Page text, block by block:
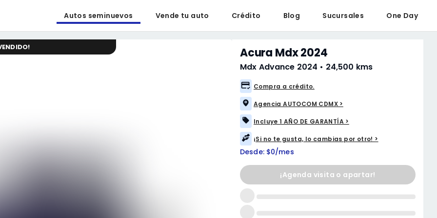
Autos seminuevos Vende tu auto Crédito Blog Sucursales One Day
! Acura Mdx 2024
Mdx Advance 2024 • 24,500 kms
Compra a crédito.
Agencia AUTOCOM CDMX >
Incluye 1 AÑO DE GARANTÍA >
¡Si no te gusta, lo cambias por otro! >
Desde: $0/mes
¡Agenda visita o apartar!